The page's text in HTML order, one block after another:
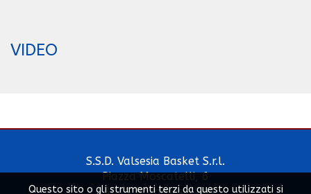
VIDEO
S.S.D. Valsesia Basket S.r.l.
Piazza Moscatelli, 6
Questo sito o gli strumenti terzi da questo utilizzati si